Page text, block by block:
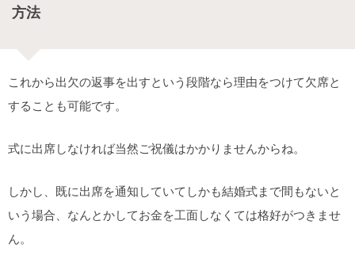
方法
これから出欠の返事を出すという段階なら理由をつけて欠席と
することも可能です。
式に出席しなければ当然ご祝儀はかかりませんからね。
しかし、既に出席を通知していてしかも結婚式まで間もないと
いう場合、なんとかしてお金を工面しなくては格好がつきませ
ん。